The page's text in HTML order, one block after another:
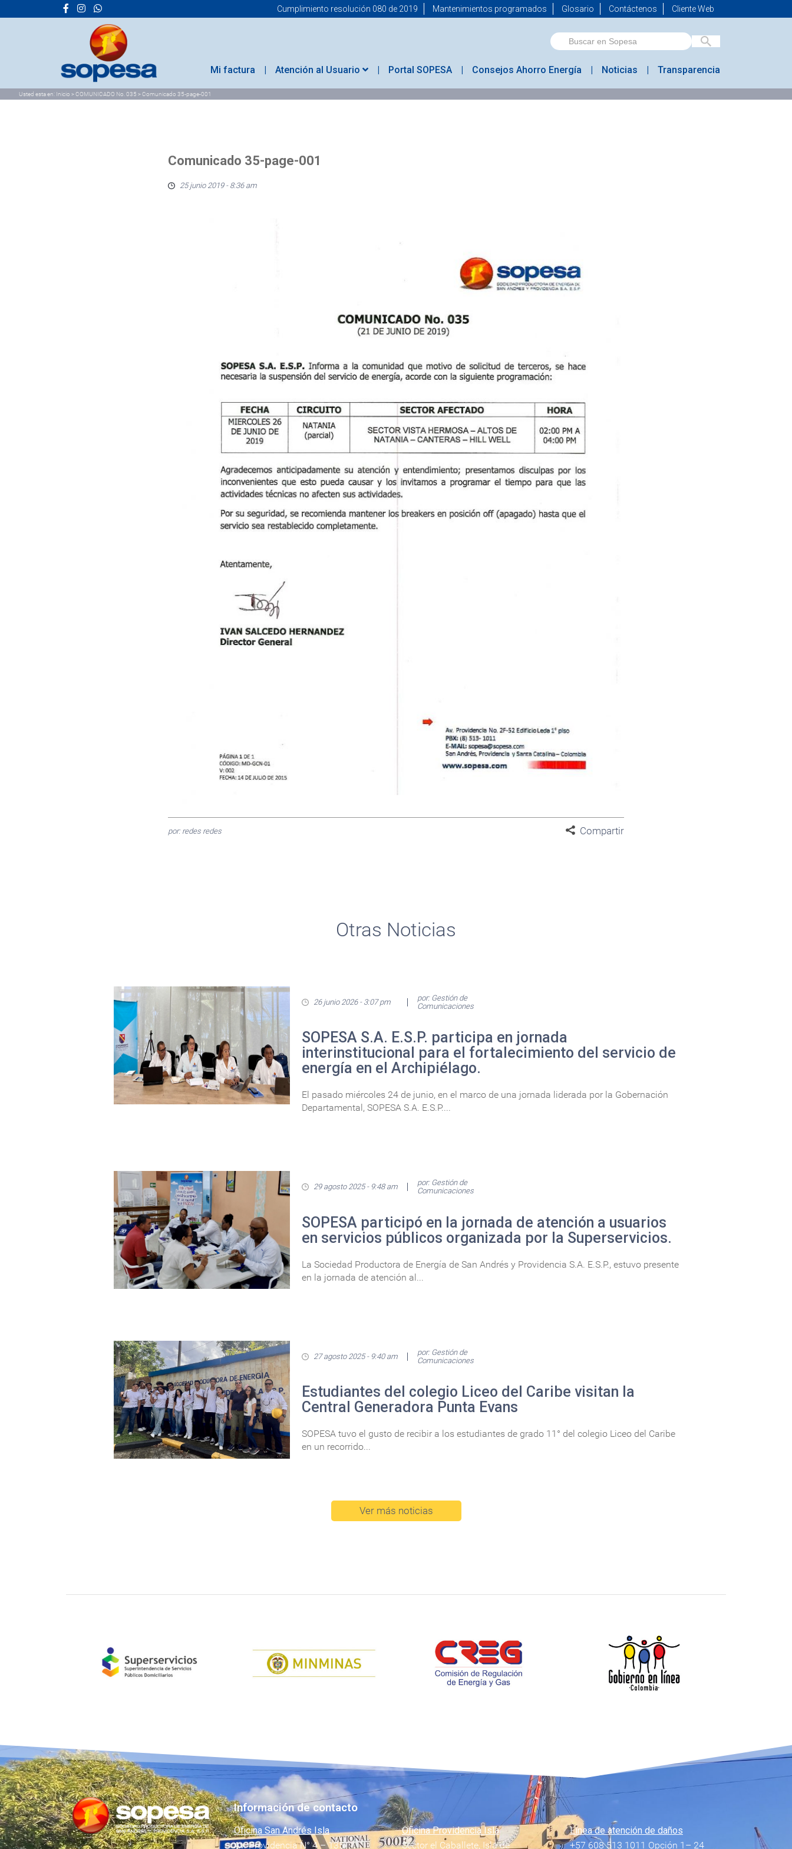
Cumplimiento resolución 080 de 2019 Mantenimientos programados Glosario Contáctenos Cliente Web
Mi factura Atención al Usuario Portal SOPESA Consejos Ahorro Energía Noticias Transparencia
Usted esta en: Inicio > COMUNICADO No. 035 > Comunicado 35-page-001
Comunicado 35-page-001
25 junio 2019 - 8:36 am
por: redes redes Compartir
Otras Noticias
26 junio 2026 - 3:07 pm
por: Gestión de
Comunicaciones
SOPESA S.A. E.S.P. participa en jornada
interinstitucional para el fortalecimiento del servicio de
energía en el Archipiélago.
El pasado miércoles 24 de junio, en el marco de una jornada liderada por la Gobernación
Departamental, SOPESA S.A. E.S.P....
29 agosto 2025 - 9:48 am
por: Gestión de
Comunicaciones
SOPESA participó en la jornada de atención a usuarios
en servicios públicos organizada por la Superservicios.
La Sociedad Productora de Energía de San Andrés y Providencia S.A. E.S.P., estuvo presente
en la jornada de atención al...
27 agosto 2025 - 9:40 am
por: Gestión de
Comunicaciones
Estudiantes del colegio Liceo del Caribe visitan la
Central Generadora Punta Evans
SOPESA tuvo el gusto de recibir a los estudiantes de grado 11° del colegio Liceo del Caribe
en un recorrido...
Ver más noticias
Información de contacto
Oficina San Andrés Isla
Av. Providencia N° 4 – 135
Oficina Providencia Isla
Sector el Caballete, Isla de
Línea de atención de daños
+57 608 513 1011 Opción 1– 24